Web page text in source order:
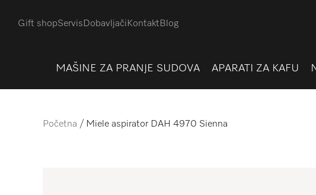
Gift shopServis Dobavljači Kontakt Blog
MAŠINE ZA PRANJE SUDOVA APARATI ZA KAFU
Početna Miele aspirator DAH 4970 Sienna